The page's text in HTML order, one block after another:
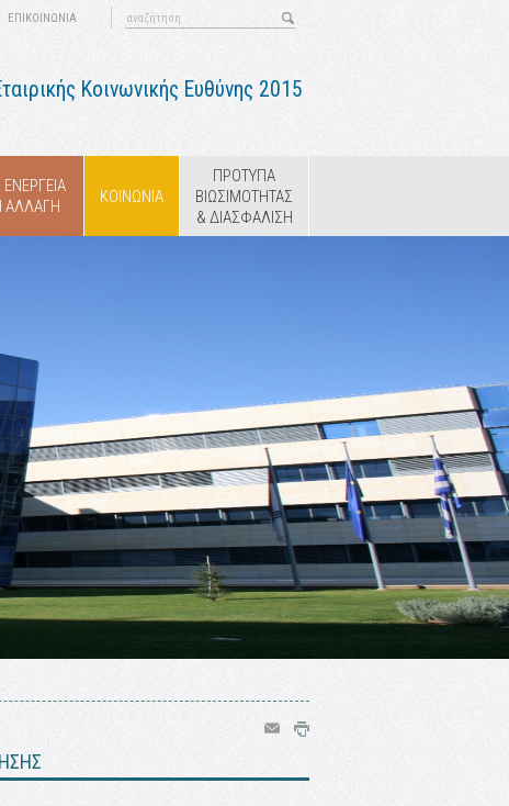
ΕΠΙΚΟΙΝΩΝΙΑ
Κοινωνικής Ευθύνης 2015
ΑΛΛΑΓΗ
ΚΟΙΝΩΝΙΑ
ΠΡΟΤΥΠΑ
ΒΙΩΣΙΜΟΤΗΤΑΣ
& ΔΙΑΣΦΑΛΙΣΗ